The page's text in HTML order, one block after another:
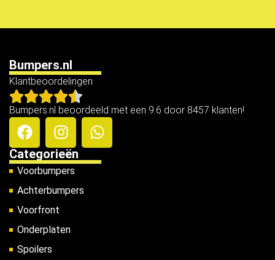
Bumpers.nl
Klantbeoordelingen
Bumpers.nl beoordeeld met een 9.6 door 8457 klanten!
Categorieën
Voorbumpers
Achterbumpers
Voorfront
Onderplaten
Spoilers